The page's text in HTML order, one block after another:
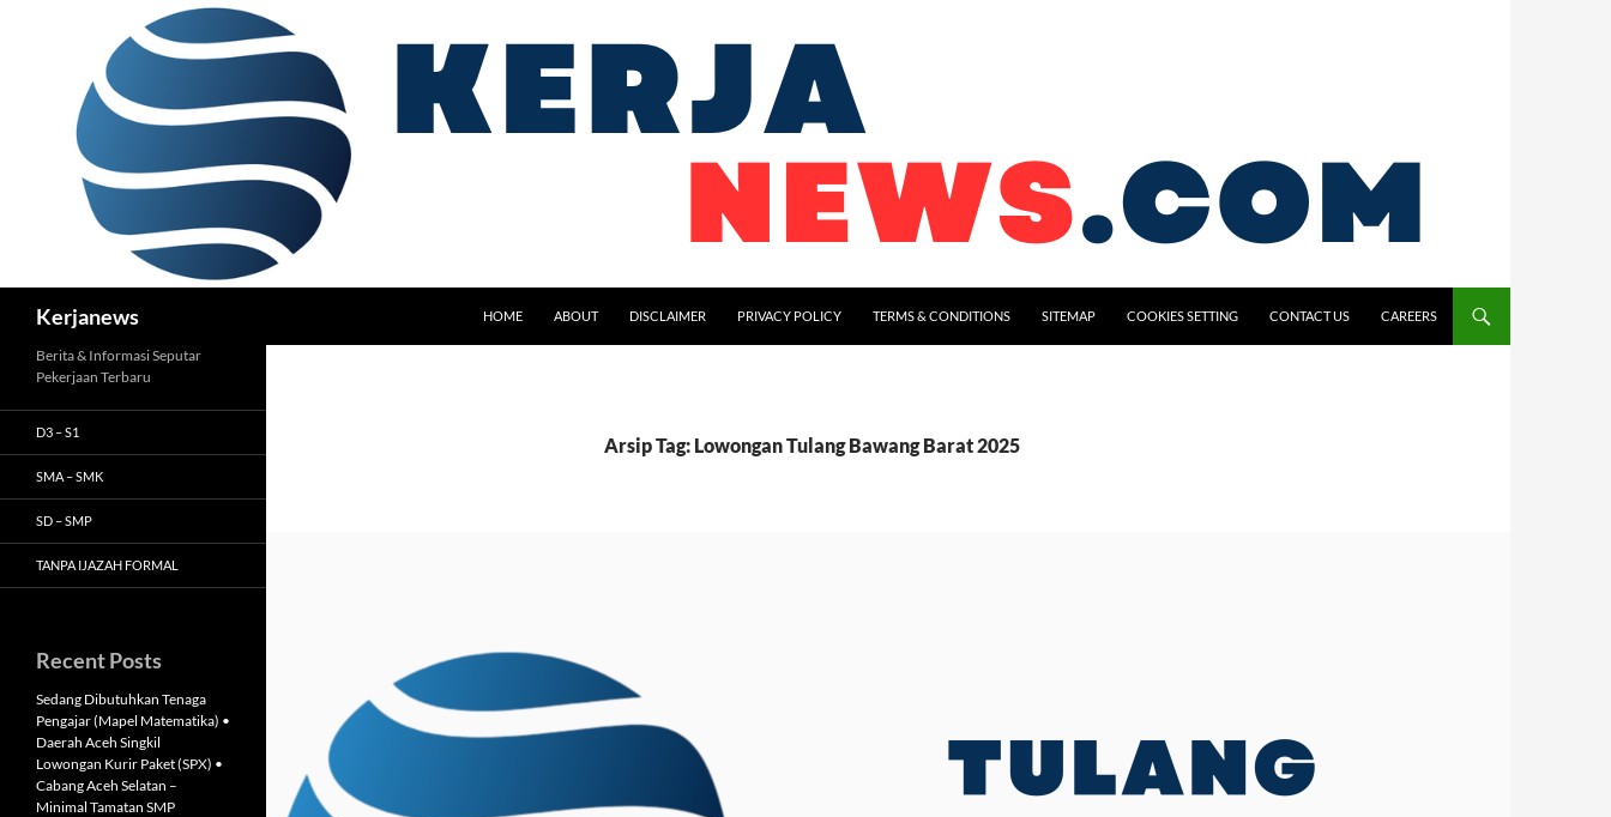
Kerjanews HOME ABOUT DISCLAIMER PRIVACY POLICY TERMS & CONDITIONS SITEMAP COOKIES SETTING CONTACT US CAREERS
Arsip Tag: Lowongan Tulang Bawang Barat 2025
Berita & Informasi Seputar
Pekerjaan Terbaru
D3 – S1
SMA – SMK
SD – SMP
TANPA IJAZAH FORMAL
Recent Posts
Sedang Dibutuhkan Tenaga
Pengajar (Mapel Matematika) •
Daerah Aceh Singkil
Lowongan Kurir Paket (SPX) •
Cabang Aceh Selatan –
Minimal Tamatan SMP